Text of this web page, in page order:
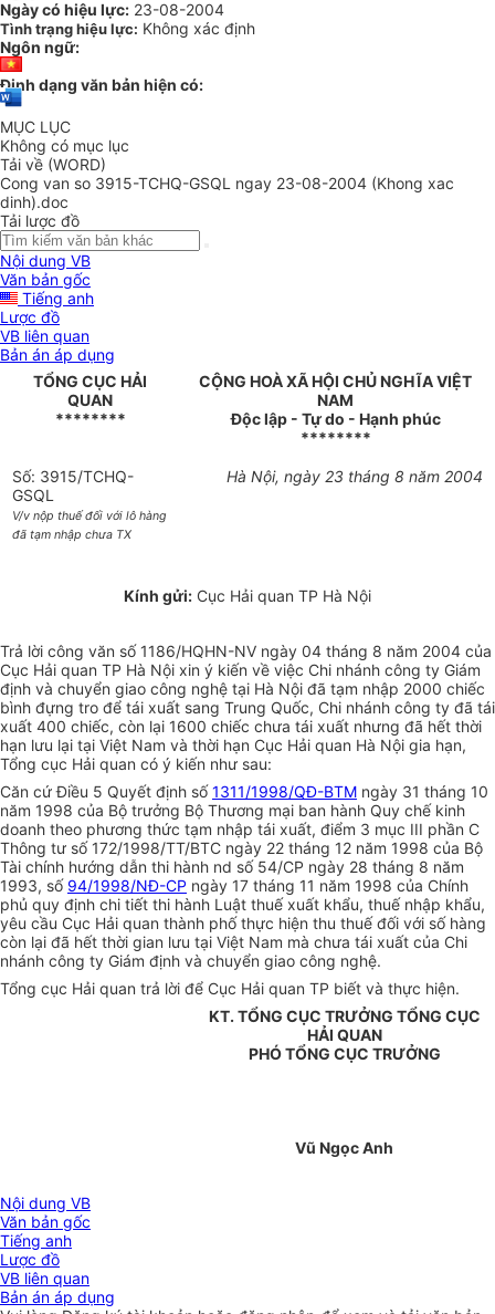
Ngày có hiệu lực: 23-08-2004
Tình trạng hiệu lực: Không xác định
Ngôn ngữ:
Định dạng văn bản hiện có:
MỤC LỤC
Không có mục lục
Tải về (WORD)
Cong van so 3915-TCHQ-GSQL ngay 23-08-2004 (Khong xac
dinh).doc
Tải lược đồ
Nội dung VB
Văn bản gốc
Tiếng anh
Lược đồ
VB liên quan
Bản án áp dụng
TỔNG CỤC HẢI
QUAN
********
CỘNG HOÀ XÃ HỘI CHỦ NGHĨA VIỆT
NAM
Độc lập - Tự do - Hạnh phúc
********
Số: 3915/TCHQ-
GSQL
V/v nộp thuế đối với lô hàng
đã tạm nhập chưa TX
Hà Nội, ngày 23 tháng 8 năm 2004
Kính gửi: Cục Hải quan TP Hà Nội
Trả lời công văn số 1186/HQHN-NV ngày 04 tháng 8 năm 2004 của
Cục Hải quan TP Hà Nội xin ý kiến về việc Chi nhánh công ty Giám
định và chuyển giao công nghệ tại Hà Nội đã tạm nhập 2000 chiếc
bình đựng tro để tái xuất sang Trung Quốc, Chi nhánh công ty đã tái
xuất 400 chiếc, còn lại 1600 chiếc chưa tái xuất nhưng đã hết thời
hạn lưu lại tại Việt Nam và thời hạn Cục Hải quan Hà Nội gia hạn,
Tổng cục Hải quan có ý kiến như sau:
Căn cứ Điều 5 Quyết định số1311/1998/QĐ-BTM ngày 31 tháng 10
năm 1998 của Bộ trưởng Bộ Thương mại ban hành Quy chế kinh
doanh theo phương thức tạm nhập tái xuất, điểm 3 mục III phần C
Thông tư số 172/1998/TT/BTC ngày 22 tháng 12 năm 1998 của Bộ
Tài chính hướng dẫn thi hành nd số 54/CP ngày 28 tháng 8 năm
1993, số 94/1998/NĐ-CP ngày 17 tháng 11 năm 1998 của Chính
phủ quy định chi tiết thi hành Luật thuế xuất khẩu, thuế nhập khẩu,
yêu cầu Cục Hải quan thành phố thực hiện thu thuế đối với số hàng
còn lại đã hết thời gian lưu tại Việt Nam mà chưa tái xuất của Chi
nhánh công ty Giám định và chuyển giao công nghệ.
Tổng cục Hải quan trả lời để Cục Hải quan TP biết và thực hiện.
KT. TỔNG CỤC TRƯỞNG TỔNG CỤC
HẢI QUAN
PHÓ TỔNG CỤC TRƯỞNG
Vũ Ngọc Anh
Nội dung VB
Văn bản gốc
Tiếng anh
Lược đồ
VB liên quan
Bản án áp dụng